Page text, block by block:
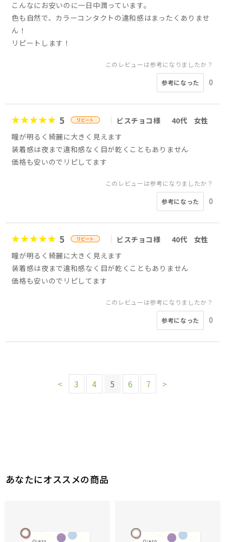
こんなにお安いのに一日中潤っています。
色も自然で、カラーコンタクトの違和感はまったくありませ
ん！
リピートします！
このレビューは参考になりましたか？
参考になった 0
5 ビスチョコ様 40代
女性
瞳が明るく綺麗に大きく見えます
装着感は夜まで違和感なく目が乾くこともありません
価格も安いのでリピしてます
このレビューは参考になりましたか？
参考になった 0
5 ビスチョコ様 40代
女性
瞳が明るく綺麗に大きく見えます
装着感は夜まで違和感なく目が乾くこともありません
価格も安いのでリピしてます
このレビューは参考になりましたか？
参考になった 0
< 3 4 5 6 7 >
あなたにオススメの商品